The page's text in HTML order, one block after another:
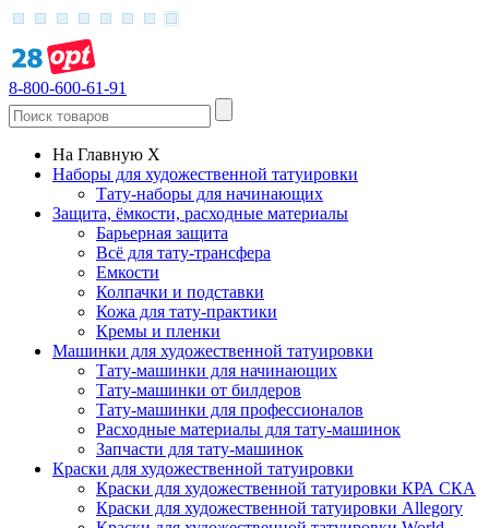
8-800-600-61-91
На Главную X
Наборы для художественной татуировки
Тату-наборы для начинающих
Защита, ёмкости, расходные материалы
Барьерная защита
Всё для тату-трансфера
Емкости
Колпачки и подставки
Кожа для тату-практики
Кремы и пленки
Машинки для художественной татуировки
Тату-машинки для начинающих
Тату-машинки от билдеров
Тату-машинки для профессионалов
Расходные материалы для тату-машинок
Запчасти для тату-машинок
Краски для художественной татуировки
Краски для художественной татуировки КРА СКА
Краски для художественной татуировки Allegory